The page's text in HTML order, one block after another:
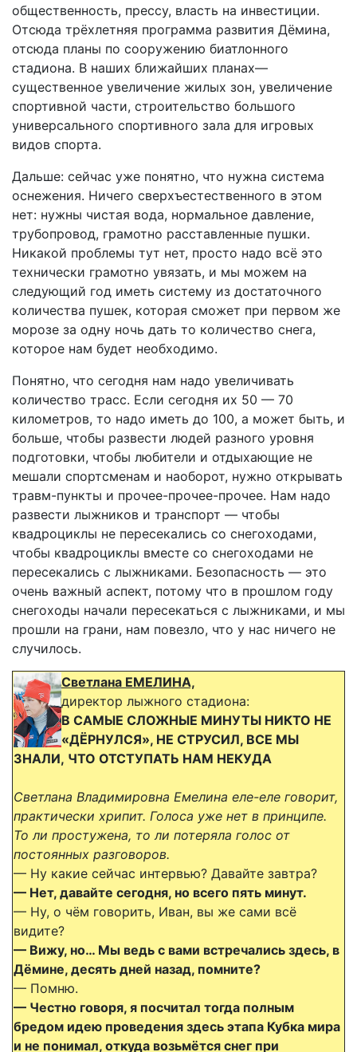
общественность, прессу, власть на инвестиции.
Отсюда трёхлетняя программа развития Дёмина,
отсюда планы по сооружению биатлонного
стадиона. В наших ближайших планах—
существенное увеличение жилых зон, увеличение
спортивной части, строительство большого
универсального спортивного зала для игровых
видов спорта.
Дальше: сейчас уже понятно, что нужна система
оснежения. Ничего сверхъестественного в этом
нет: нужны чистая вода, нормальное давление,
трубопровод, грамотно расставленные пушки.
Никакой проблемы тут нет, просто надо всё это
технически грамотно увязать, и мы можем на
следующий год иметь систему из достаточного
количества пушек, которая сможет при первом же
морозе за одну ночь дать то количество снега,
которое нам будет необходимо.
Понятно, что сегодня нам надо увеличивать
количество трасс. Если сегодня их 50 — 70
километров, то надо иметь до 100, а может быть, и
больше, чтобы развести людей разного уровня
подготовки, чтобы любители и отдыхающие не
мешали спортсменам и наоборот, нужно открывать
травм-пункты и прочее-прочее-прочее. Нам надо
развести лыжников и транспорт — чтобы
квадроциклы не пересекались со снегоходами,
чтобы квадроциклы вместе со снегоходами не
пересекались с лыжниками. Безопасность — это
очень важный аспект, потому что в прошлом году
снегоходы начали пересекаться с лыжниками, и мы
прошли на грани, нам повезло, что у нас ничего не
случилось.
Светлана ЕМЕЛИНА,
директор лыжного стадиона:
В САМЫЕ СЛОЖНЫЕ МИНУТЫ НИКТО НЕ
«ДЁРНУЛСЯ», НЕ СТРУСИЛ, ВСЕ МЫ
ЗНАЛИ, ЧТО ОТСТУПАТЬ НАМ НЕКУДА
Светлана Владимировна Емелина еле-еле говорит,
практически хрипит. Голоса уже нет в принципе.
То ли простужена, то ли потеряла голос от
постоянных разговоров.
— Ну какие сейчас интервью? Давайте завтра?
— Нет, давайте сегодня, но всего пять минут.
— Ну, о чём говорить, Иван, вы же сами всё
видите?
— Вижу, но… Мы ведь с вами встречались здесь, в
Дёмине, десять дней назад, помните?
— Помню.
— Честно говоря, я посчитал тогда полным
бредом идею проведения здесь этапа Кубка мира
и не понимал, откуда возьмётся снег при